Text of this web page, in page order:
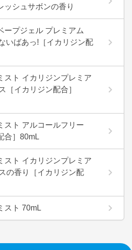
ッシュサボンの香り
ープジェル プレミアム
いばあっ!［イカリジン配
スト イカリジンプレミア
［イカリジン配合］
スト アルコールフリー
合］80mL
スト イカリジンプレミア
の香り［イカリジン配
スト 70mL